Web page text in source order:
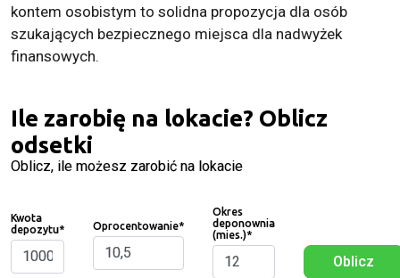
kontem osobistym to solidna propozycja dla osób
szukających bezpiecznego miejsca dla nadwyżek
finansowych.
Ile zarobię na lokacie? Oblicz
odsetki
Oblicz, ile możesz zarobić na lokacie
Kwota
depozytu* Oprocentowanie*
Okres
deponownia
(mies.)*
Oblicz